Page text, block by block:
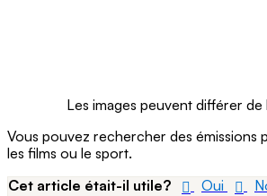
Les images peuvent différer de
Vous pouvez rechercher des émissions
les films ou le sport.
Cet article était-il utile?
Oui